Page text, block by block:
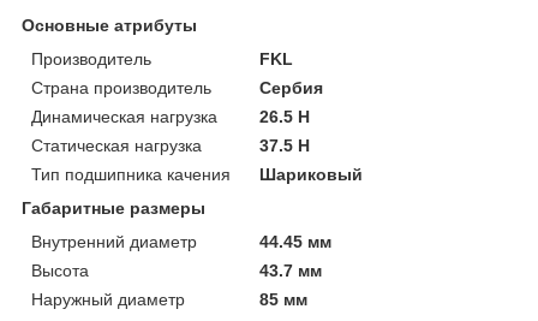
Основные атрибуты
Производитель
FKL
Страна производитель
Сербия
Динамическая нагрузка
26.5 Н
Статическая нагрузка
37.5 Н
Тип подшипника качения
Шариковый
Габаритные размеры
Внутренний диаметр
44.45 мм
Высота
43.7 мм
Наружный диаметр
85 мм